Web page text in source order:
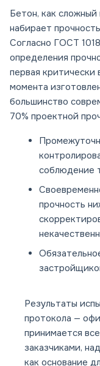
Бетон, как
набирает
Согласно ГОСТ
определения
первая критически
момента
большинство
70% проектной
соблюдение
прочность
Результаты
протокола —
принимается
заказчиками,
как основание